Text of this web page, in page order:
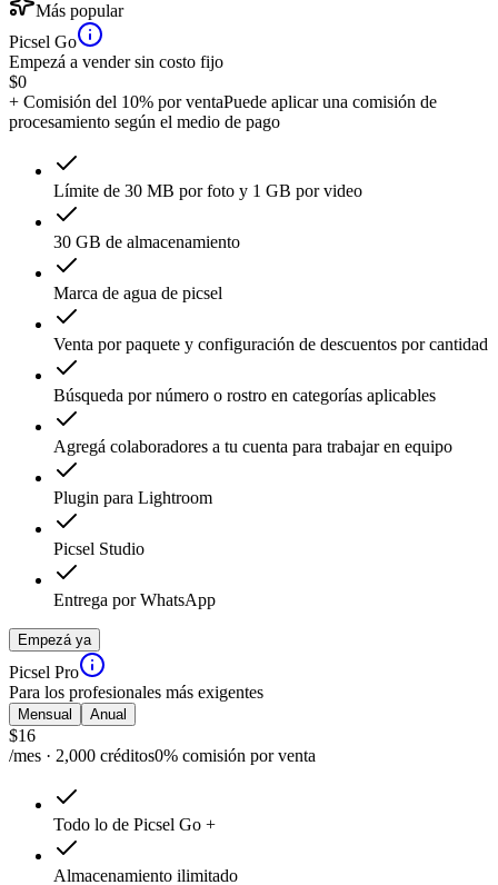
Más popular
Picsel Go
Empezá a vender sin costo fijo
$0
+ Comisión del 10% por ventaPuede aplicar una comisión de
procesamiento según el medio de pago
Límite de 30 MB por foto y 1 GB por video
30 GB de almacenamiento
Marca de agua de picsel
Venta por paquete y configuración de descuentos por cantidad
Búsqueda por número o rostro en categorías aplicables
Agregá colaboradores a tu cuenta para trabajar en equipo
Plugin para Lightroom
Picsel Studio
Entrega por WhatsApp
Empezá ya
Picsel Pro
Para los profesionales más exigentes
Mensual Anual
$16
/mes · 2,000 créditos0% comisión por venta
Todo lo de Picsel Go +
Almacenamiento ilimitado